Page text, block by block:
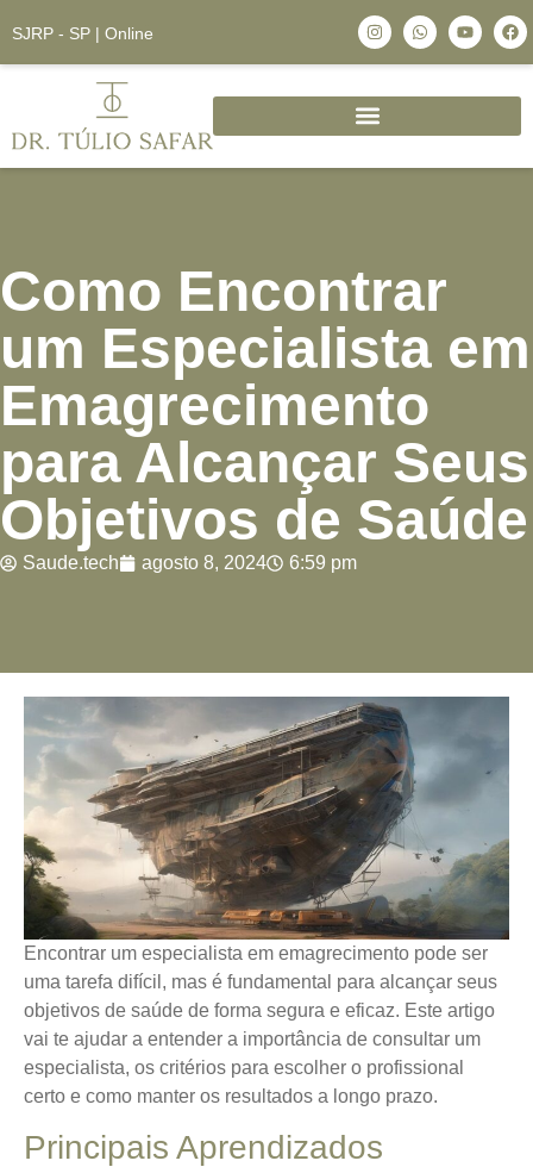
SJRP - SP | Online
Como Encontrar
um Especialista em
Emagrecimento
para Alcançar Seus
Objetivos de Saúde
Saude.tech agosto 8, 2024 6:59 pm
Encontrar um especialista em emagrecimento pode ser
uma tarefa difícil, mas é fundamental para alcançar seus
objetivos de saúde de forma segura e eficaz. Este artigo
vai te ajudar a entender a importância de consultar um
especialista, os critérios para escolher o profissional
certo e como manter os resultados a longo prazo.
Principais Aprendizados